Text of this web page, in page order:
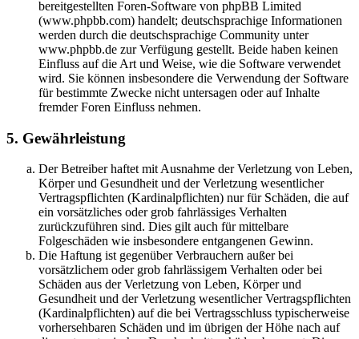
bereitgestellten Foren-Software von phpBB Limited
(www.phpbb.com) handelt; deutschsprachige Informationen
werden durch die deutschsprachige Community unter
www.phpbb.de zur Verfügung gestellt. Beide haben keinen
Einfluss auf die Art und Weise, wie die Software verwendet
wird. Sie können insbesondere die Verwendung der Software
für bestimmte Zwecke nicht untersagen oder auf Inhalte
fremder Foren Einfluss nehmen.
5. Gewährleistung
Der Betreiber haftet mit Ausnahme der Verletzung von Leben,
Körper und Gesundheit und der Verletzung wesentlicher
Vertragspflichten (Kardinalpflichten) nur für Schäden, die auf
ein vorsätzliches oder grob fahrlässiges Verhalten
zurückzuführen sind. Dies gilt auch für mittelbare
Folgeschäden wie insbesondere entgangenen Gewinn.
Die Haftung ist gegenüber Verbrauchern außer bei
vorsätzlichem oder grob fahrlässigem Verhalten oder bei
Schäden aus der Verletzung von Leben, Körper und
Gesundheit und der Verletzung wesentlicher Vertragspflichten
(Kardinalpflichten) auf die bei Vertragsschluss typischerweise
vorhersehbaren Schäden und im übrigen der Höhe nach auf